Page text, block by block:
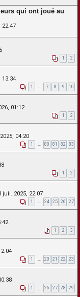
qui ont joué au
22:47
1 2
13:34
1 … 7 8 9 10
01:12
1 2
04:20
1 … 80 81 82 83
1 2
juil. 2025, 22:07
1 … 24 25 26 27
1 2 3
1 … 20 21 22 23
1 … 26 27 28 29